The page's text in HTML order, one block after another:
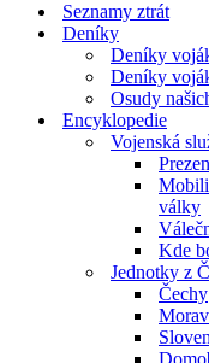
Seznamy ztrát
Deníky
Deníky
Deníky
Osudy
Encyklopedie
Vojenská
války
Kde
Jednotky z
Čechy